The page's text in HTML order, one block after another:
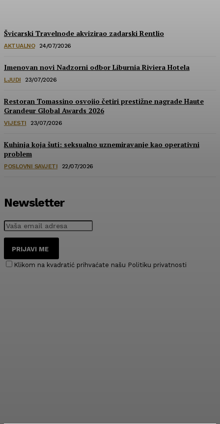
Švicarski Travelnode akvizirao zadarski Rentlio
AKTUALNO 24/07/2026
Imenovan novi Nadzorni odbor Liburnia Riviera Hotela
LJUDI 23/07/2026
Restoran Tomassino osvojio četiri prestižne nagrade Haute
Grandeur Global Awards 2026
VIJESTI 23/07/2026
Kuhinja koja šuti: seksualno uznemiravanje kao operativni
problem
POSLOVNI SAVJETI 22/07/2026
Newsletter
PRIJAVI ME
Klikom na kvadratić prihvaćate našu Politiku privatnosti